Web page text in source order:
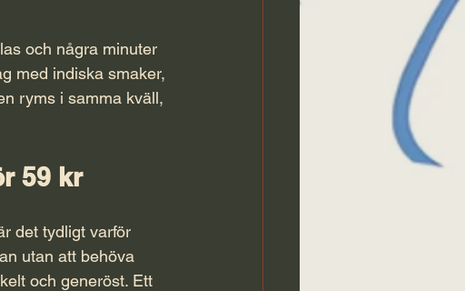
och några minuter
med indiska smaker,
ryms i samma kväll,
59 kr
det tydligt varför
utan att behöva
och generöst. Ett